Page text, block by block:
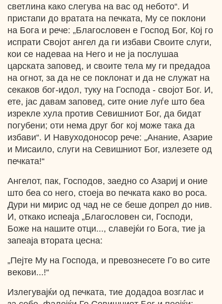
светлина како слегува на вас од небото“. И
пристапи до вратата на печката, Му се поклони
на Бога и рече: „Благословен е Господ Бог, Кој го
испрати Својот ангел да ги избави Своите слуги,
кои се надеваа на Него и не ја послушаа
царската заповед, и своите тела му ги предадоа
на огнот, за да не се поклонат и да не служат на
секаков бог-идол, туку на Господа - својот Бог. И,
ете, јас давам заповед, сите оние луѓе што беа
изрекле хула против Севишниот Бог, да бидат
погубени; оти нема друг бог кој може така да
избави“. И Навуходоносор рече: „Анание, Азарие
и Мисаило, слуги на Севишниот Бог, излезете од
печката!“
Ангелот, пак, Господов, заедно со Азариј и оние
што беа со него, стоеја во печката како во роса.
Дури ни мирис од чад не се беше допрел до нив.
И, откако испеаја „Благословен си, Господи,
Боже на нашите отци..., славејќи го Бога, тие ја
запеаја втората цесна:
„Пејте Му на Господа, и превознесете Го во сите
векови...!“
Излегувајќи од печката, тие додадоа возглас и